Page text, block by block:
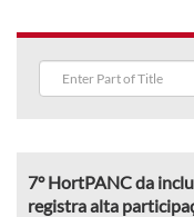
7° HortPANC da
registra alta